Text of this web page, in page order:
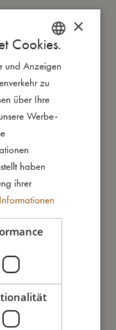
warm – bis zu
DANISH
ENGLISH
GERMAN
×
Cookies.
und Anzeigen
zu
über Ihre
Werbe-
haben
ihrer